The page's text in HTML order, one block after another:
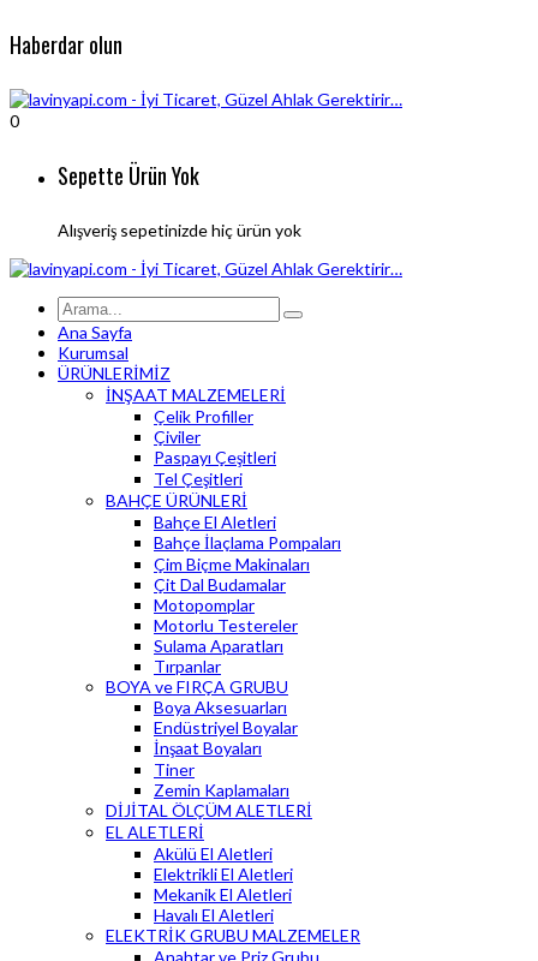
Haberdar olun
0
Sepette Ürün Yok
Alışveriş sepetinizde hiç ürün yok
Ana Sayfa
Kurumsal
ÜRÜNLERİMİZ
İNŞAAT MALZEMELERİ
Çelik Profiller
Çiviler
Paspayı Çeşitleri
Tel Çeşitleri
BAHÇE ÜRÜNLERİ
Bahçe El Aletleri
Bahçe İlaçlama Pompaları
Çim Biçme Makinaları
Çit Dal Budamalar
Motopomplar
Motorlu Testereler
Sulama Aparatları
Tırpanlar
BOYA ve FIRÇA GRUBU
Boya Aksesuarları
Endüstriyel Boyalar
İnşaat Boyaları
Tiner
Zemin Kaplamaları
DİJİTAL ÖLÇÜM ALETLERİ
EL ALETLERİ
Akülü El Aletleri
Elektrikli El Aletleri
Mekanik El Aletleri
Havalı El Aletleri
ELEKTRİK GRUBU MALZEMELER
Anahtar ve Priz Grubu